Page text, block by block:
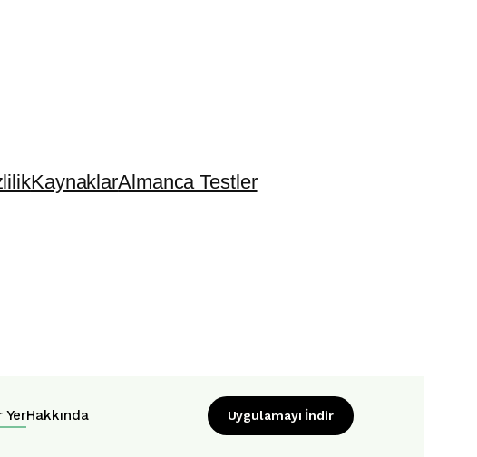
KaynaklarAlmanca Testler
YerHakkında Uygulamayı İndir